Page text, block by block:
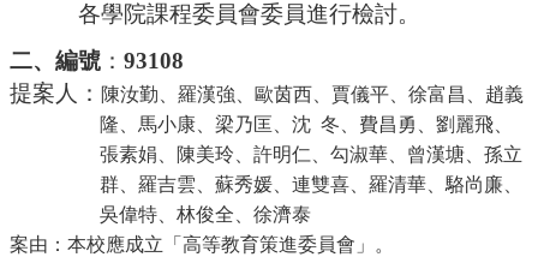
各學院課程委員會委員進行檢討。
二、編號 ： 93108
提案人： 陳汝勤、羅漢強、歐茵西、賈儀平、徐富昌、趙義
隆、馬小康、梁乃匡、沈 冬、費昌勇、劉麗飛、
張素娟、陳美玲、許明仁、 勾淑華、曾漢塘、孫立
群、羅吉雲、蘇秀媛、連雙喜、羅清華、駱尚廉、
吳偉特、林俊全、徐濟泰
案由： 本校應成立「高等教育策進委員會」。